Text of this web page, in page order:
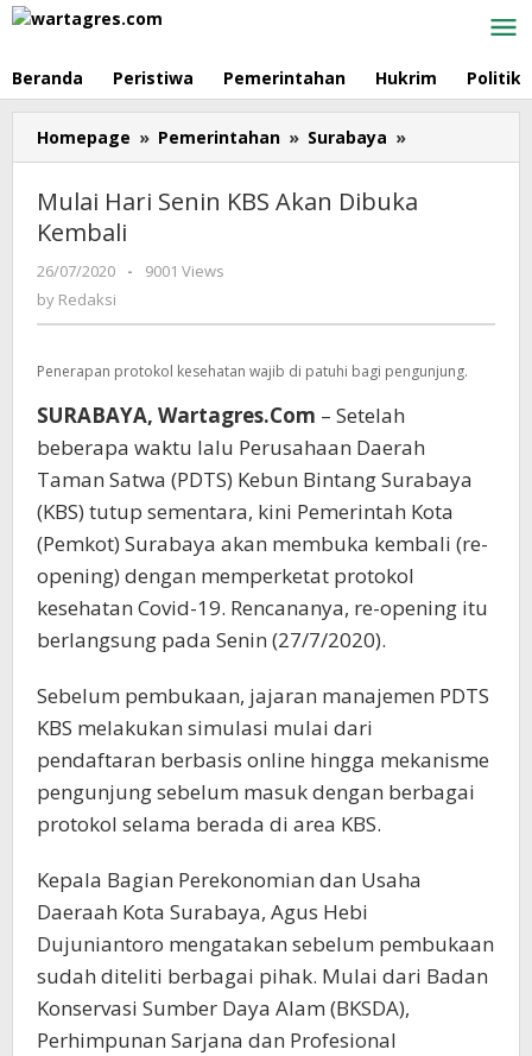
Skip
Beranda Peristiwa Pemerintahan Hukrim Politik
Homepage » Pemerintahan » Surabaya »
Hari
KBS
Mulai Hari Senin KBS Akan Dibuka
Kembali
26/07/2020
by
-
9001 Views
by Redaksi
Penerapan protokol kesehatan wajib di patuhi bagi pengunjung.
SURABAYA, Wartagres.Com – Setelah
beberapa waktu lalu Perusahaan Daerah
Taman Satwa (PDTS) Kebun Bintang Surabaya
(KBS) tutup sementara, kini Pemerintah Kota
(Pemkot) Surabaya akan membuka kembali (re-
opening) dengan memperketat protokol
kesehatan Covid-19. Rencananya, re-opening itu
berlangsung pada Senin (27/7/2020).
Sebelum pembukaan, jajaran manajemen PDTS
KBS melakukan simulasi mulai dari
pendaftaran berbasis online hingga mekanisme
pengunjung sebelum masuk dengan berbagai
protokol selama berada di area KBS.
Kepala Bagian Perekonomian dan Usaha
Daeraah Kota Surabaya, Agus Hebi
Dujuniantoro mengatakan sebelum pembukaan
sudah diteliti berbagai pihak. Mulai dari Badan
Konservasi Sumber Daya Alam (BKSDA),
Perhimpunan Sarjana dan Profesional